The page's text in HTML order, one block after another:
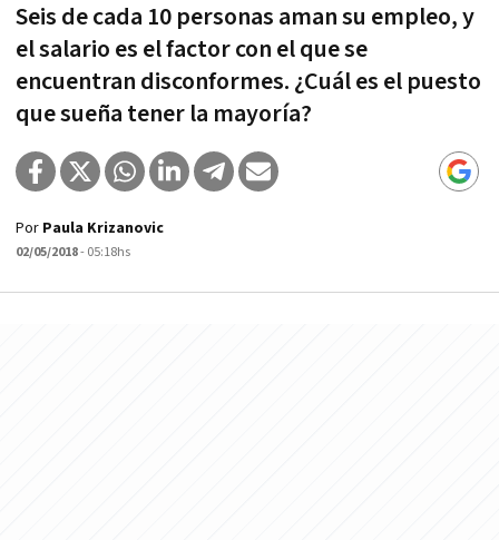
Seis de cada 10 personas aman su empleo, y
el salario es el factor con el que se
encuentran disconformes. ¿Cuál es el puesto
que sueña tener la mayoría?
Por Paula Krizanovic
02/05/2018- 05:18hs